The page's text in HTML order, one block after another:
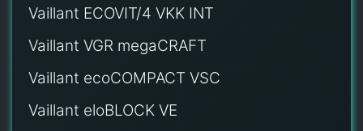
Vaillant ECOVIT/4 VKK INT
Vaillant VGR megaCRAFT
Vaillant ecoCOMPACT VSC
Vaillant eloBLOCK VE